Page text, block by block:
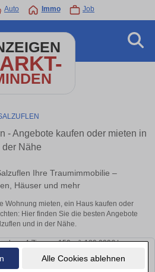
Alle Cookies ablehnen
Auto Immo Job
- Angebote kaufen oder mieten in
der Nähe
Ihre Traumimmobilie –
Häuser und mehr
Wohnung mieten, ein Haus kaufen oder
Hier finden Sie die besten Angebote
und in der Nähe.